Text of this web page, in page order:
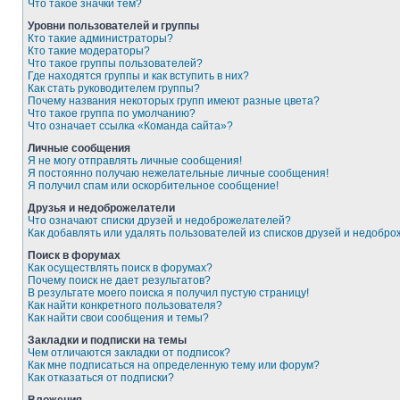
Что такое значки тем?
Уровни пользователей и группы
Кто такие администраторы?
Кто такие модераторы?
Что такое группы пользователей?
Где находятся группы и как вступить в них?
Как стать руководителем группы?
Почему названия некоторых групп имеют разные цвета?
Что такое группа по умолчанию?
Что означает ссылка «Команда сайта»?
Личные сообщения
Я не могу отправлять личные сообщения!
Я постоянно получаю нежелательные личные сообщения!
Я получил спам или оскорбительное сообщение!
Друзья и недоброжелатели
Что означают списки друзей и недоброжелателей?
Как добавлять или удалять пользователей из списков друзей и
Поиск в форумах
Как осуществлять поиск в форумах?
Почему поиск не дает результатов?
В результате моего поиска я получил пустую страницу!
Как найти конкретного пользователя?
Как найти свои сообщения и темы?
Закладки и подписки на темы
Чем отличаются закладки от подписок?
Как мне подписаться на определенную тему или форум?
Как отказаться от подписки?